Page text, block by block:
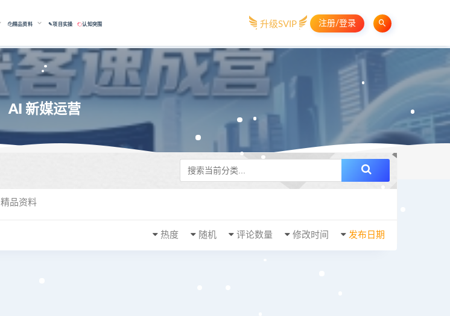
精品资料 ✎项目实操 认知突围 升级SVIP 注册/登录
AI 新媒运营
精品资料
发布日期
修改时间
评论数量
随机
热度